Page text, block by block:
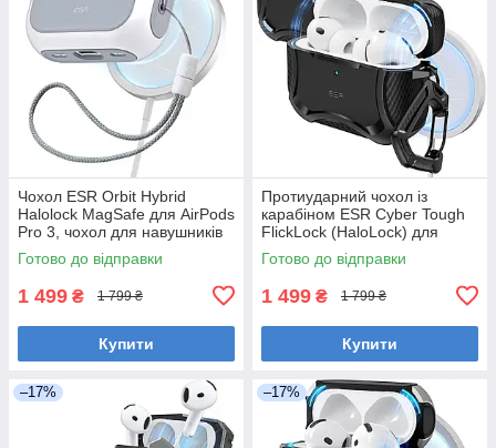
Чохол ESR Orbit Hybrid
Halolock MagSafe для AirPods
Pro 3, чохол для навушників
AirPods Pro 3 (2025), білий
Готово до відправки
1 499 ₴ 1 799 ₴
Купити
Протиударний чохол із
карабіном ESR Cyber Tough
FlickLock (HaloLock) для
AirPods Pro 3 (2025), чорний
Готово до відправки
1 499 ₴ 1 799 ₴
Купити
–17% –17%